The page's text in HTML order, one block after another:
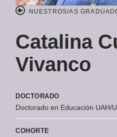
NUESTROS/AS
Catalina
Vivanco
DOCTORADO
Doctorado en Educación UAH/
COHORTE